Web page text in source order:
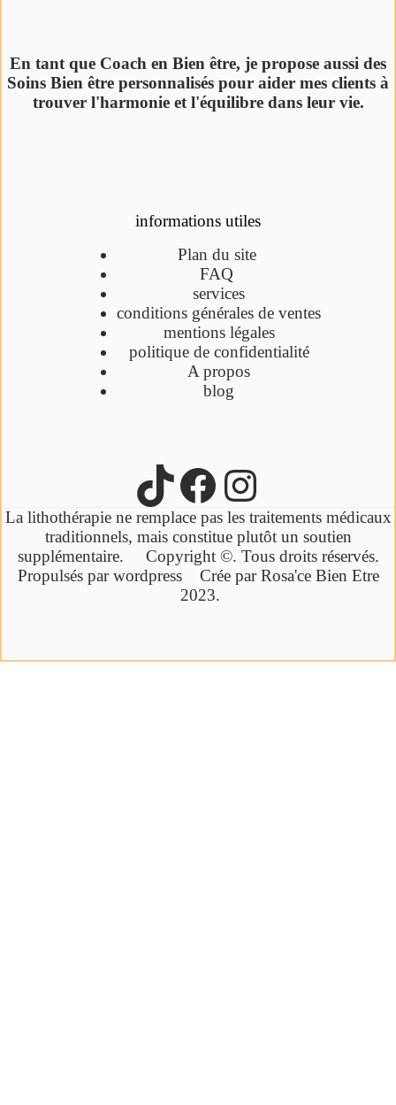
En tant que Coach en Bien être, je propose aussi des
Soins Bien être personnalisés pour aider mes clients à
trouver l'harmonie et l'équilibre dans leur vie.
informations utiles
Plan du site
FAQ
services
conditions générales de ventes
mentions légales
politique de confidentialité
A propos
blog
La lithothérapie ne remplace pas les traitements médicaux
traditionnels, mais constitue plutôt un soutien
supplémentaire. Copyright ©. Tous droits réservés.
Propulsés par wordpress Crée par Rosa'ce Bien Etre
2023.